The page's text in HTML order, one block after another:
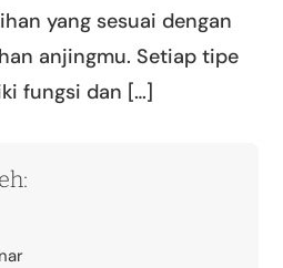
yang sesuai dengan
anjingmu. Setiap tipe
fungsi dan […]